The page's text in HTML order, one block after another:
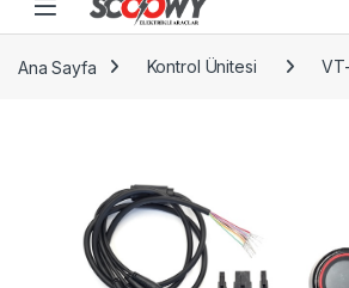
Ana Sayfa Kontrol Ünitesi